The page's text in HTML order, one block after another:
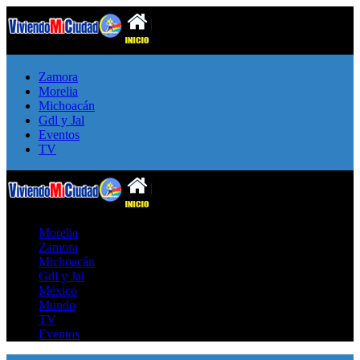
Zamora
Morelia
Michoacán
Gdl y Jal
Eventos
TV
Morelia
Zamora
Michoacán
Gdl y Jal
México
Mundo
TV
Eventos